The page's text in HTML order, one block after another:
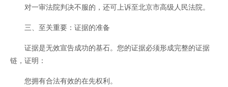
对一审法院判决不服的，还可上诉至北京市高级人民法院。
三、至关重要：证据的准备
证据是无效宣告成功的基石。您的证据必须形成完整的证据
链，证明：
您拥有合法有效的在先权利。